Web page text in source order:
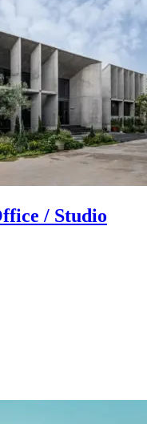
/ Studio